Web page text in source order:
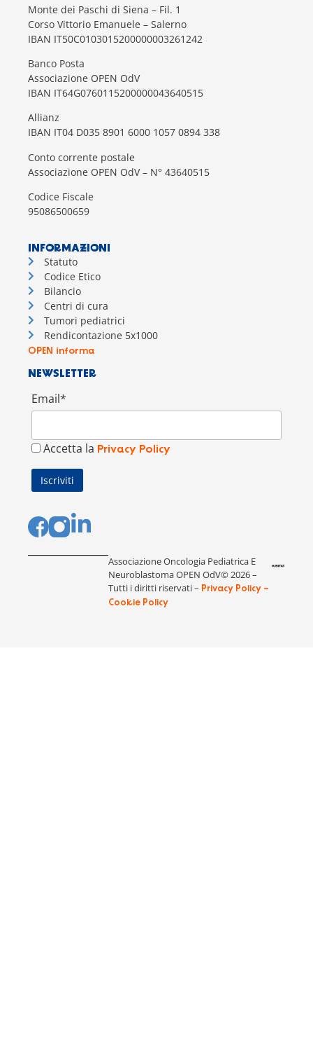
Monte dei Paschi di Siena – Fil. 1
Corso Vittorio Emanuele – Salerno
IBAN IT50C0103015200000003261242
Banco Posta
Associazione OPEN OdV
IBAN IT64G0760115200000043640515
Allianz
IBAN IT04 D035 8901 6000 1057 0894 338
Conto corrente postale
Associazione OPEN OdV – N° 43640515
Codice Fiscale
95086500659
INFORMAZIONI
Statuto
Codice Etico
Bilancio
Centri di cura
Tumori pediatrici
Rendicontazione 5x1000
OPEN informa
NEWSLETTER
Email*
Accetta la Privacy Policy
Associazione Oncologia Pediatrica E
Neuroblastoma OPEN OdV© 2026 –
Tutti i diritti riservati – Privacy Policy –
Cookie Policy